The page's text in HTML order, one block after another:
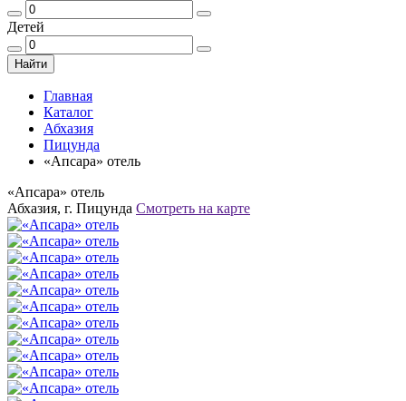
Детей
Найти
Главная
Каталог
Абхазия
Пицунда
«Апсара» отель
«Апсара» отель
Абхазия, г. Пицунда Смотреть на карте